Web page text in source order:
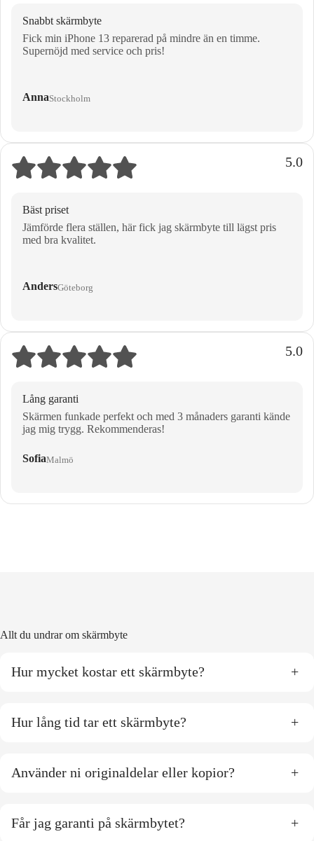
Snabbt skärmbyte
Fick min iPhone 13 reparerad på mindre än en timme.
Supernöjd med service och pris!
AnnaStockholm
5.0
Bäst priset
Jämförde flera ställen, här fick jag skärmbyte till lägst pris
med bra kvalitet.
AndersGöteborg
5.0
Lång garanti
Skärmen funkade perfekt och med 3 månaders garanti kände
jag mig trygg. Rekommenderas!
SofiaMalmö
Allt du undrar om skärmbyte
Hur mycket kostar ett skärmbyte? +
Hur lång tid tar ett skärmbyte? +
Använder ni originaldelar eller kopior? +
Får jag garanti på skärmbytet? +